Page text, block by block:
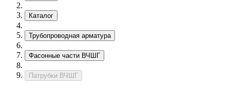
Каталог
Трубопроводная арматура
Фасонные части ВЧШГ
Патрубки ВЧШГ